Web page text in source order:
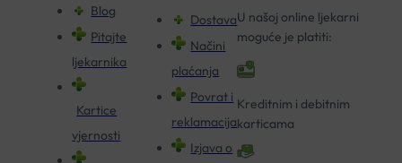
Blog
Pitajte
ljekarnika
Kartice
vjernosti
Dostava
Načini
plaćanja
Povrat i
reklamacija
Izjava o
U našoj online ljekarni
moguće je platiti:
Kreditnim i debitnim
karticama